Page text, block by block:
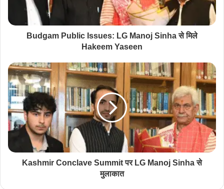
Budgam Public Issues: LG Manoj Sinha से मिले
Hakeem Yaseen
Kashmir Conclave Summit पर LG Manoj Sinha से
मुलाकात